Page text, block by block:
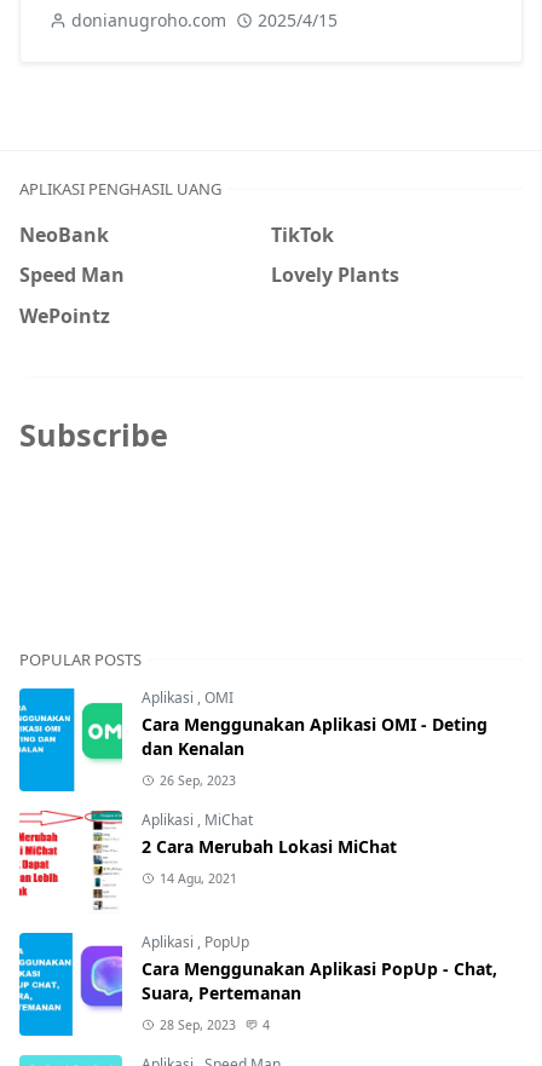
donianugroho.com 2025/4/15
APLIKASI PENGHASIL UANG
NeoBank
TikTok
Speed Man
Lovely Plants
WePointz
Subscribe
POPULAR POSTS
Aplikasi ,OMI
Cara Menggunakan Aplikasi OMI - Deting
dan Kenalan
26 Sep, 2023
Aplikasi , MiChat
2 Cara Merubah Lokasi MiChat
14 Agu, 2021
Aplikasi , PopUp
Cara Menggunakan Aplikasi PopUp - Chat,
Suara, Pertemanan
28 Sep, 2023 4